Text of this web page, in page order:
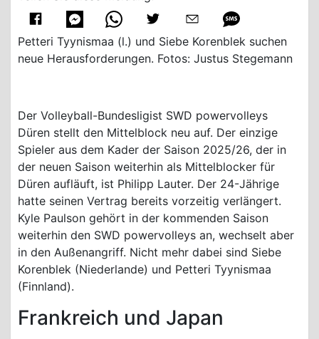
Petteri Tyynismaa (l.) und Siebe Korenblek suchen
neue Herausforderungen. Fotos: Justus Stegemann
Der Volleyball-Bundesligist SWD powervolleys
Düren stellt den Mittelblock neu auf. Der einzige
Spieler aus dem Kader der Saison 2025/26, der in
der neuen Saison weiterhin als Mittelblocker für
Düren aufläuft, ist Philipp Lauter. Der 24-Jährige
hatte seinen Vertrag bereits vorzeitig verlängert.
Kyle Paulson gehört in der kommenden Saison
weiterhin den SWD powervolleys an, wechselt aber
in den Außenangriff. Nicht mehr dabei sind Siebe
Korenblek (Niederlande) und Petteri Tyynismaa
(Finnland).
Frankreich und Japan